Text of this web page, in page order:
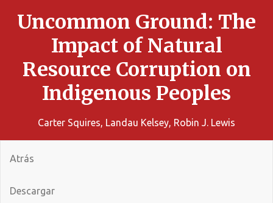
Uncommon Ground: The
Impact of Natural
Resource Corruption on
Indigenous Peoples
Carter Squires, Landau Kelsey, Robin J. Lewis
Atrás
Descargar